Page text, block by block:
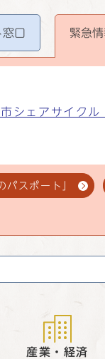
窓口 緊急
シェアサイクル
パスポート」
産業・経済